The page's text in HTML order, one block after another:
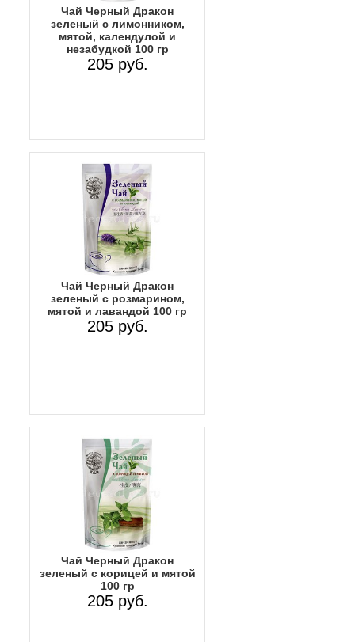
Чай Черный Дракон
зеленый с лимонником,
мятой, календулой и
незабудкой 100 гр
205 руб.
Чай Черный Дракон
зеленый с розмарином,
мятой и лавандой 100 гр
205 руб.
Чай Черный Дракон
зеленый с корицей и мятой
100 гр
205 руб.